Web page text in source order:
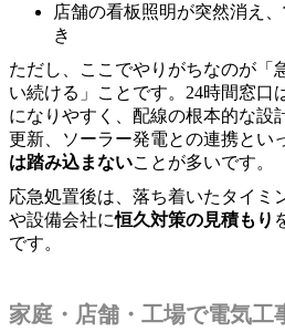
店舗の看板照明が突然消え
き
ただし、ここでやりがちなのが「
い続ける」ことです。24時間窓口
になりやすく、配線の根本的な設
更新、ソーラー発電との連携とい
は踏み込まないことが多いです。
応急処置後は、落ち着いたタイミ
や設備会社に恒久対策の見積もり
です。
家庭・店舗・工場で電気工